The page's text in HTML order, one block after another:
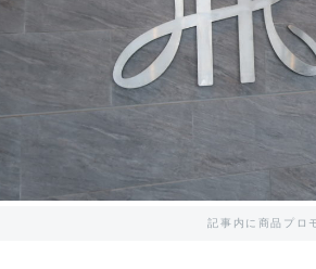
記事内に商品プロ